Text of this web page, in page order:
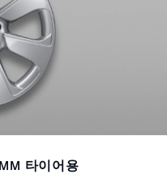
타이어용